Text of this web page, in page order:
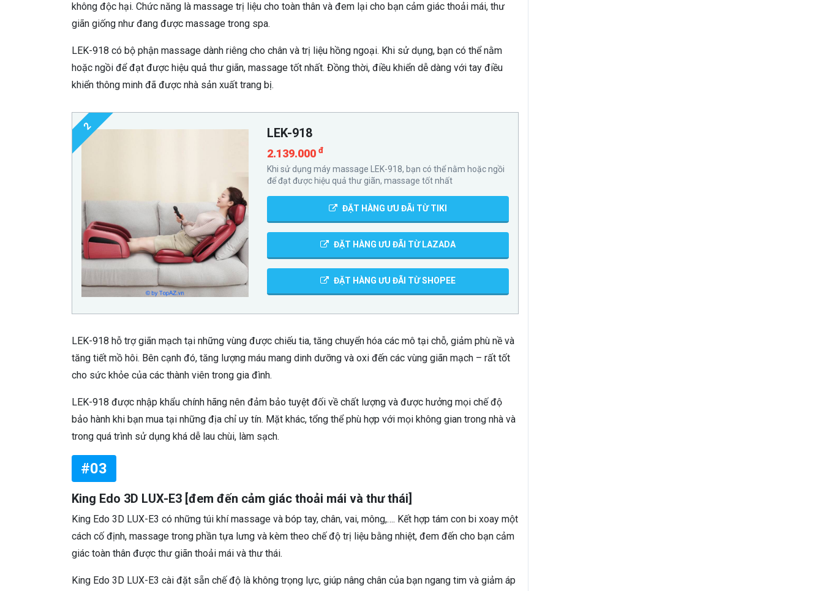
không độc hại. Chức năng là massage trị liệu cho toàn thân và đem lại cho bạn cảm giác thoải mái, thư
giãn giống như đang được massage trong spa.
LEK-918 có bộ phận massage dành riêng cho chân và trị liệu hồng ngoại. Khi sử dụng, bạn có thể nằm
hoặc ngồi để đạt được hiệu quả thư giãn, massage tốt nhất. Đồng thời, điều khiển dễ dàng với tay điều
khiển thông minh đã được nhà sản xuất trang bị.
2 LEK-918
2.139.000đ
Khi sử dụng máy massage LEK-918, bạn có thể nằm hoặc ngồi
để đạt được hiệu quả thư giãn, massage tốt nhất
ĐẶT HÀNG ƯU ĐÃi TỪ TIKI
ĐẶT HÀNG ƯU ĐÃI TỪ LAZADA
ĐẶT HÀNG ƯU ĐÃI TỪ SHOPEE
LEK-918 hỗ trợ giãn mạch tại những vùng được chiếu tia, tăng chuyển hóa các mô tại chỗ, giảm phù nề và
tăng tiết mồ hôi. Bên cạnh đó, tăng lượng máu mang dinh dưỡng và oxi đến các vùng giãn mạch – rất tốt
cho sức khỏe của các thành viên trong gia đình.
LEK-918 được nhập khẩu chính hãng nên đảm bảo tuyệt đối về chất lượng và được hưởng mọi chế độ
bảo hành khi bạn mua tại những địa chỉ uy tín. Mặt khác, tổng thể phù hợp với mọi không gian trong nhà và
trong quá trình sử dụng khá dễ lau chùi, làm sạch.
#03
King Edo 3D LUX-E3 [đem đến cảm giác thoải mái và thư thái]
King Edo 3D LUX-E3 có những túi khí massage và bóp tay, chân, vai, mông,…. Kết hợp tám con bi xoay một
cách cố định, massage trong phần tựa lưng và kèm theo chế độ trị liệu bằng nhiệt, đem đến cho bạn cảm
giác toàn thân được thư giãn thoải mái và thư thái.
King Edo 3D LUX-E3 cài đặt sẵn chế độ là không trọng lực, giúp nâng chân của bạn ngang tim và giảm áp